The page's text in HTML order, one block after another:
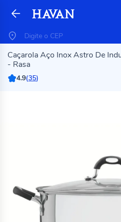
Caçarola Aço Inox Astro De
- Rasa
4.9(35)